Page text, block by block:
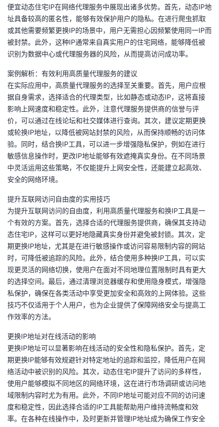
验
收
藏
议
便宜动态住宅IP在网络代理服务中展现出诸多优势。首先，动态IP地
址具备较高的匿名性，能够有效保护用户的隐私。在进行爬虫抓取
或其他需要频繁更换IP的场景中，用户无需担心因频繁使用同一IP而
被封禁。此外，这种IP通常来自真实用户的住宅网络，能够降低被
识别为数据中心或代理服务器的风险，从而提高访问成功率。
案例解析：有效利用高质量代理服务的建议
在实际应用中，高质量代理服务的选择至关重要。首先，用户应根
据自身需求，选择适合的代理类型，比如静态或动态IP，这将直接
影响上网速度和稳定性。此外，注意代理服务提供商的信誉与评
价，可以通过在线论坛和社交媒体进行查询。其次，建议定期更换
或轮换IP地址，以降低被网站封禁的风险，从而保持顺畅的访问体
验。同时，结合换IP工具，可以进一步增强隐私保护，例如在进行
敏感信息操作时，更改IP地址能够有效遮掩真实身份。在不同场景
中灵活运用这些策略，不仅能提升上网安全性，还能建立起高效、
安全的网络环境。
提升互联网访问自由度的实用技巧
为提升互联网访问的自由度，利用高质量代理服务和换IP工具是一
个有效的方案。首先，选择合适的代理服务提供商，确保其支持动
态住宅IP，这样可以更好地隐藏真实身份并避免被封锁。其次，定
期更换IP地址，尤其是在进行敏感操作或访问容易限制内容的网站
时，可降低被追踪的风险。此外，结合使用多种换IP工具，可以实
现更灵活的网络切换，使用户在面对不同地理位置限制时具有更大
的选择空间。最后，通过清理浏览器缓存和使用隐身模式，增强隐
私保护，确保在各类活动中享受更加安全和高效的上网体验。这些
技巧不仅适用于个人用户，也为企业提供了保障网络安全与提高工
作效率的方法。
更换IP地址对在线活动的影响
更换IP地址可以显著影响在线活动的安全性和隐私保护。首先，定
期更换IP能够有效规避针对特定地址的追踪和监控，降低用户在网
络活动中被识别的风险。其次，动态住宅IP提升了访问的多样性，
使用户能够模拟不同地区的网络环境，这在进行市场调研或访问地
域限制内容时尤为有用。此外，不同IP地址可能对应不同的访问速
度和稳定性，因此选择合适的IP工具能帮助用户维持流畅度和效
率。在各种在线操作中，及时更新并管理IP地址成为确保工作安全